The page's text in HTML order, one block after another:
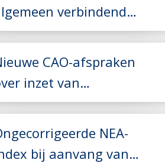
Lees meer
verbindend
Lees meer
CAO-afspraken
inzet van
NEA-
bij aanvang van